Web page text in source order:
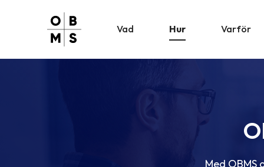
Vad Hur Varför
Med